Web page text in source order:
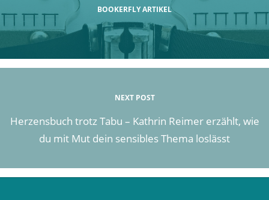
BOOKERFLY ARTIKEL
NEXT POST
Herzensbuch trotz Tabu – Kathrin Reimer erzählt, wie
du mit Mut dein sensibles Thema loslässt